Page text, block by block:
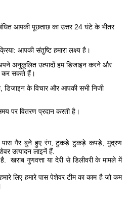
आपकी पूछताछ का उत्तर 24 घंटे के भीतर
आपकी संतुष्टि हमारा लक्ष्य है।
अनुकूलित उत्पादों हम डिजाइन करने और
कर सकते हैं।
डिजाइन के विचार और आपकी सभी निजी
पर वितरण प्रदान करती है।
पास गैर बुने हुए रंग, टुकड़े टुकड़े कपड़े, मुद्रण
उत्पादन लाइनें हैं.
खराब गुणवत्ता या देरी से डिलीवरी के मामले में
लिए हमारे पास पेशेवर टीम का काम है जो कम